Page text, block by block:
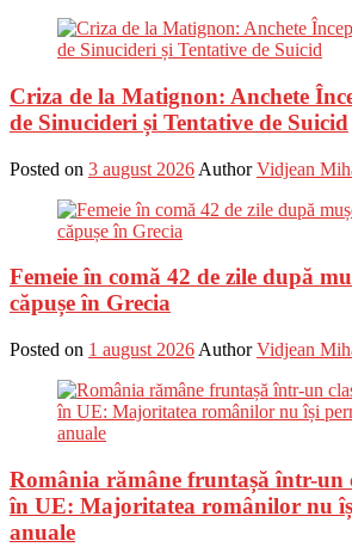
Criza de la Matignon: Anchete
de Sinucideri și Tentative de Suicid
Posted on 3 august 2026 Author Vidjean
Femeie în comă 42 de zile după
căpușe în Grecia
Posted on 1 august 2026 Author Vidjean
România rămâne fruntașă într-un
în UE: Majoritatea românilor nu
anuale